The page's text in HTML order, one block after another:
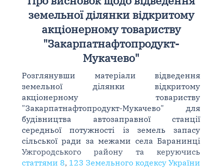
земельної ділянки відкритому
акціонерному товариству
"Закарпатнафтопродукт-
Мукачево"
Розглянувши матеріали відведення
земельної ділянки відкритому
акціонерному товариству
"Закарпатнафтопродукт-Мукачево" для
будівництва автозаправної станції
середньої потужності із земель запасу
сільської ради за межами села Баранинці
Ужгородського району та керуючись
статтями 8, 123 Земельного кодексу України